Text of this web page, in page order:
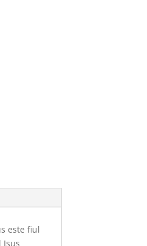
este fiul
Isus